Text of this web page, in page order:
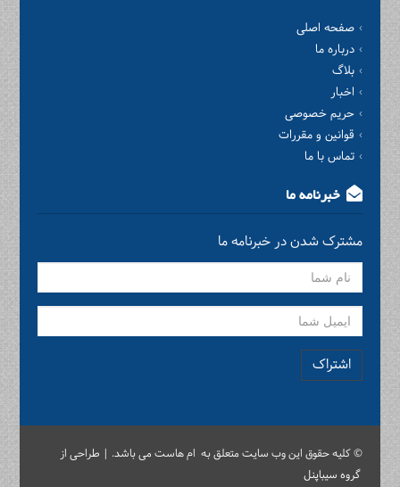
صفحه اصلی
درباره ما
بلاگ
اخبار
حریم خصوصی
قوانین و مقررات
تماس با ما
خبرنامه ما
مشترک شدن در خبرنامه ما
اشتراک
© کلیه حقوق این وب سایت متعلق به ام هاست می باشد. | طراحی از
گروه سیباپنل